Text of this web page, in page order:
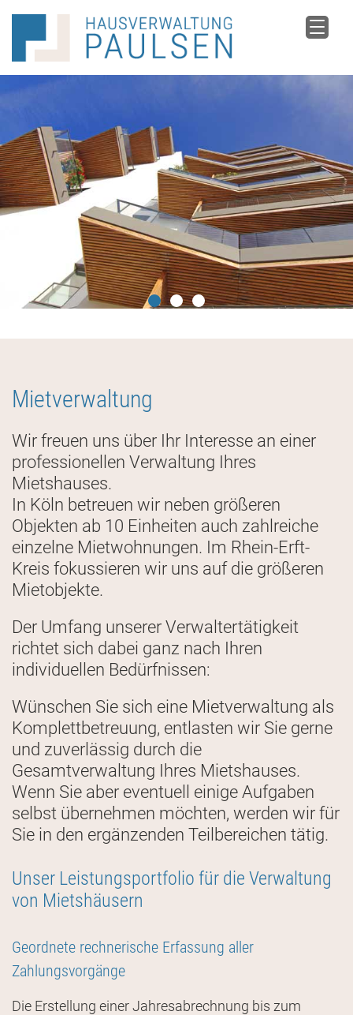
Mietverwaltung
Wir freuen uns über Ihr Interesse an einer
professionellen Verwaltung Ihres
Mietshauses.
In Köln betreuen wir neben größeren
Objekten ab 10 Einheiten auch zahlreiche
einzelne Mietwohnungen. Im Rhein-Erft-
Kreis fokussieren wir uns auf die größeren
Mietobjekte.
Der Umfang unserer Verwaltertätigkeit
richtet sich dabei ganz nach Ihren
individuellen Bedürfnissen:
Wünschen Sie sich eine Mietverwaltung als
Komplettbetreuung, entlasten wir Sie gerne
und zuverlässig durch die
Gesamtverwaltung Ihres Mietshauses.
Wenn Sie aber eventuell einige Aufgaben
selbst übernehmen möchten, werden wir für
Sie in den ergänzenden Teilbereichen tätig.
Unser Leistungsportfolio für die Verwaltung
von Mietshäusern
Geordnete rechnerische Erfassung aller
Zahlungsvorgänge
Die Erstellung einer Jahresabrechnung bis zum